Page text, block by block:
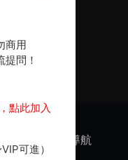
熱門導航
商用
問！
點此加入
可進）